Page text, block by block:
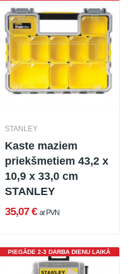
STANLEY
Kaste maziem
priekšmetiem 43,2 x
10,9 x 33,0 cm
STANLEY
35,07 € ar PVN
PIEGĀDE 2-3 DARBA DIENU LAIKĀ